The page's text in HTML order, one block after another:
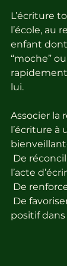
L’écriture
l’école, au
enfant
“moche”
lui.
Associer la
l’écriture à
l’acte
De
positif